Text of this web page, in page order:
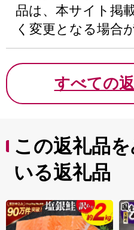
品は、本サイト掲
く変更となる場合
すべての
この返礼品
いる返礼品